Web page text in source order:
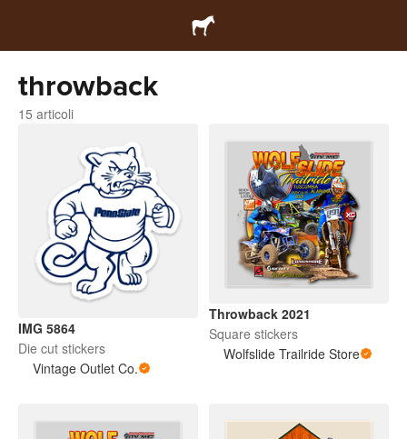
throwback
15 articoli
IMG 5864
Die cut stickers
Vintage Outlet Co.
Throwback 2021
Square stickers
Wolfslide Trailride Store